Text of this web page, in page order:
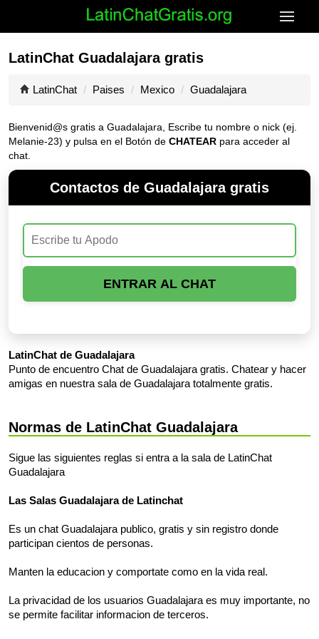
LatinChat Guadalajara gratis
LatinChat Paises Mexico Guadalajara
Bienvenid@s gratis a Guadalajara, Escribe tu nombre o nick (ej.
Melanie-23) y pulsa en el Botón de CHATEAR para acceder al
chat.
Contactos de Guadalajara gratis
ENTRAR AL CHAT
LatinChat de Guadalajara
Punto de encuentro Chat de Guadalajara gratis. Chatear y hacer
amigas en nuestra sala de Guadalajara totalmente gratis.
Normas de LatinChat Guadalajara
Sigue las siguientes reglas si entra a la sala de LatinChat
Guadalajara
Las Salas Guadalajara de Latinchat
Es un chat Guadalajara publico, gratis y sin registro donde
participan cientos de personas.
Manten la educacion y comportate como en la vida real.
La privacidad de los usuarios Guadalajara es muy importante, no
se permite facilitar informacion de terceros.